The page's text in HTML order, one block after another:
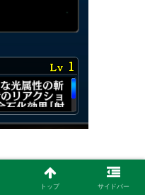
トップ サイドバー